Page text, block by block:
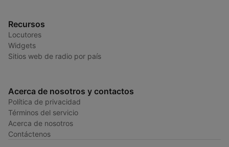
Recursos
Locutores
Widgets
Sitios web de radio por país
Acerca de nosotros y contactos
Política de privacidad
Términos del servicio
Acerca de nosotros
Contáctenos